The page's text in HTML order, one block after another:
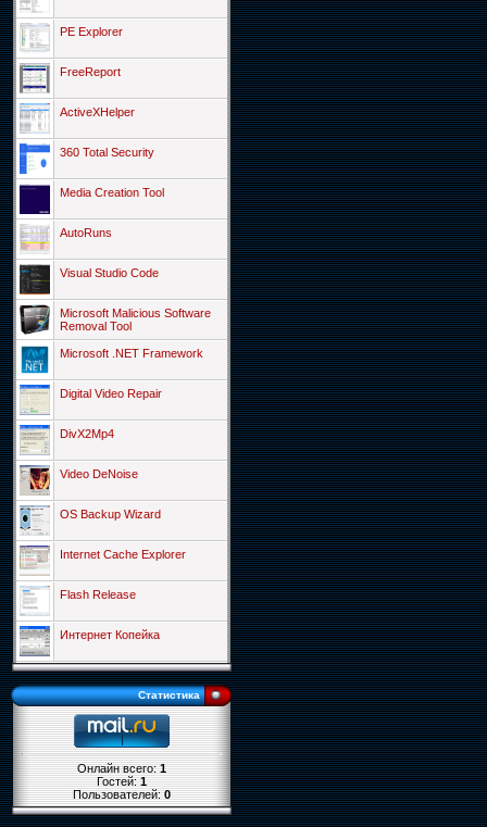
PE Explorer
FreeReport
ActiveXHelper
360 Total Security
Media Creation Tool
AutoRuns
Visual Studio Code
Microsoft Malicious Software
Removal Tool
Microsoft .NET Framework
Digital Video Repair
DivX2Mp4
Video DeNoise
OS Backup Wizard
Internet Cache Explorer
Flash Release
Интернет Копейка
Статистика
Онлайн всего:1
Гостей:1
Пользователей:0